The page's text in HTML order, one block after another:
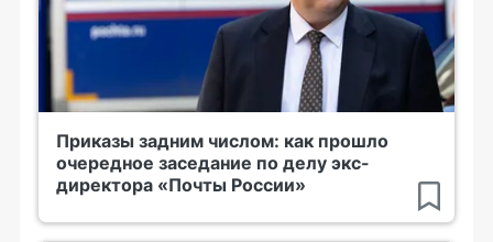
Приказы задним числом: как прошло
очередное заседание по делу экс-
директора «Почты России»